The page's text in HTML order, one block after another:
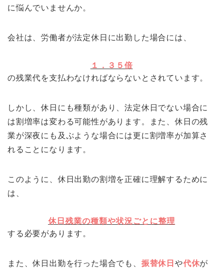
に悩んでいませんか。
会社は、労働者が法定休日に出勤した場合には、
１．３５倍
の残業代を支払わなければならないとされています。
しかし、休日にも種類があり、法定休日でない場合に
は割増率は変わる可能性があります。また、休日の残
業が深夜にも及ぶような場合には更に割増率が加算さ
れることになります。
このように、休日出勤の割増を正確に理解するために
は、
休日残業の種類や状況ごとに整理
する必要があります。
また、休日出勤を行った場合でも、 振替休日や代休が